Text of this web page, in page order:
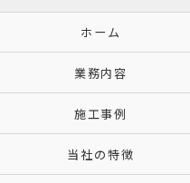
ホーム
業務内容
施工事例
当社の特徴